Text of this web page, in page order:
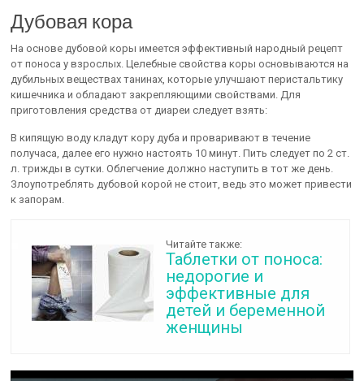
Дубовая кора
На основе дубовой коры имеется эффективный народный рецепт
от поноса у взрослых. Целебные свойства коры основываются на
дубильных веществах танинах, которые улучшают перистальтику
кишечника и обладают закрепляющими свойствами. Для
приготовления средства от диареи следует взять:
В кипящую воду кладут кору дуба и проваривают в течение
получаса, далее его нужно настоять 10 минут. Пить следует по 2 ст.
л. трижды в сутки. Облегчение должно наступить в тот же день.
Злоупотреблять дубовой корой не стоит, ведь это может привести
к запорам.
Читайте также:
Таблетки от поноса:
недорогие и
эффективные для
детей и беременной
женщины